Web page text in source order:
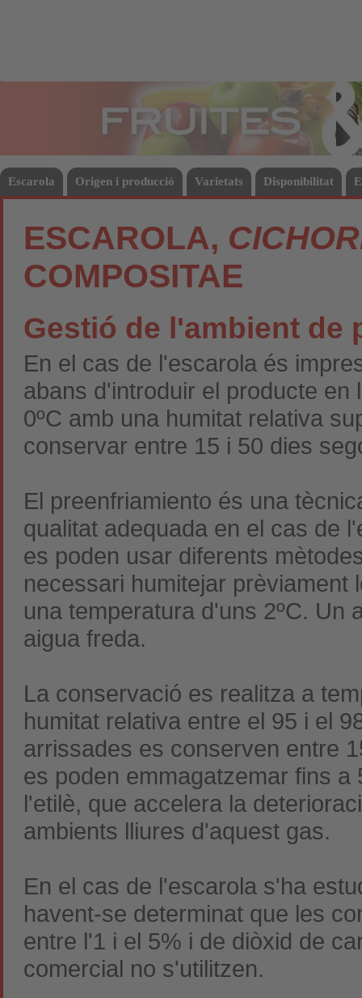
Escarola Origen i producció Varietats Disponibilitat
ESCAROLA,
COMPOSITAE
Gestió de l'ambient de
En el cas de l'escarola és
abans d'introduir el producte
0ºC amb una humitat relativa
conservar entre 15 i 50 dies
El preenfriamiento és una
qualitat adequada en el cas de
es poden usar diferents
necessari humitejar
una temperatura d'uns 2ºC. Un
aigua freda.
La conservació es realitza a
humitat relativa entre el 95 i el
arrissades es conserven entre
es poden emmagatzemar fins
l'etilè, que accelera la
ambients lliures d'aquest gas.
En el cas de l'escarola s'ha
havent-se determinat que les
entre l'1 i el 5% i de diòxid de
comercial no s'utilitzen.